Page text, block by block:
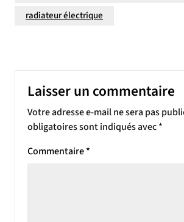
radiateur électrique
Laisser un commentaire
Votre adresse e-mail ne sera pas
obligatoires sont indiqués avec*
Commentaire*